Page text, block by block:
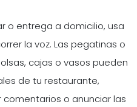
o entrega a domicilio, usa
la voz. Las pegatinas o
cajas o vasos pueden
de tu restaurante,
o anunciar las